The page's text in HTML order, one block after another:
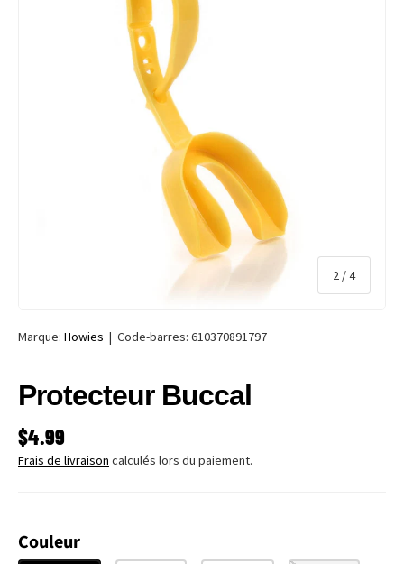
2 /de
4
Marque: Howies | Code-barres: 610370891797
Protecteur Buccal
PRIX HABITUEL
$4.99
Frais de livraison calculés lors du paiement.
Couleur